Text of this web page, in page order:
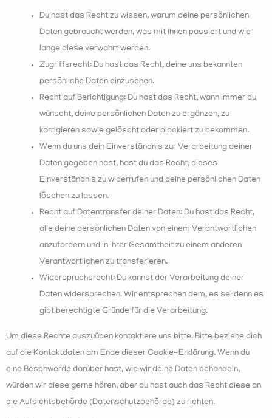
Du hast das Recht zu wissen, warum deine persönlichen
Daten gebraucht werden, was mit ihnen passiert und wie
lange diese verwahrt werden.
Zugriffsrecht: Du hast das Recht, deine uns bekannten
persönliche Daten einzusehen.
Recht auf Berichtigung: Du hast das Recht, wann immer du
wünscht, deine persönlichen Daten zu ergänzen, zu
korrigieren sowie gelöscht oder blockiert zu bekommen.
Wenn du uns dein Einverständnis zur Verarbeitung deiner
Daten gegeben hast, hast du das Recht, dieses
Einverständnis zu widerrufen und deine persönlichen Daten
löschen zu lassen.
Recht auf Datentransfer deiner Daten: Du hast das Recht,
alle deine persönlichen Daten von einem Verantwortlichen
anzufordern und in ihrer Gesamtheit zu einem anderen
Verantwortlichen zu transferieren.
Widerspruchsrecht: Du kannst der Verarbeitung deiner
Daten widersprechen. Wir entsprechen dem, es sei denn es
gibt berechtigte Gründe für die Verarbeitung.
Um diese Rechte auszuüben kontaktiere uns bitte. Bitte beziehe dich
auf die Kontaktdaten am Ende dieser Cookie-Erklärung. Wenn du
eine Beschwerde darüber hast, wie wir deine Daten behandeln,
würden wir diese gerne hören, aber du hast auch das Recht diese an
die Aufsichtsbehörde (Datenschutzbehörde) zu richten.